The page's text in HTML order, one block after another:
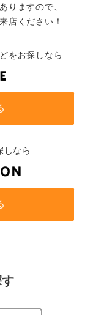
りますので、
店ください！
をお探しなら
しなら